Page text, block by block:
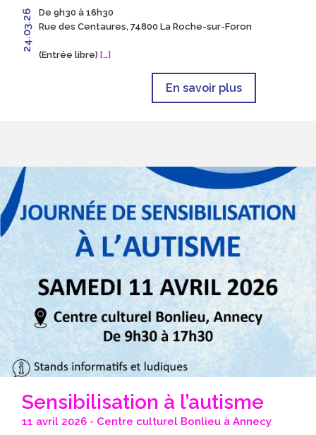
24.03.26 De 9h30 à 16h30
Rue des Centaures, 74800 La Roche-sur-Foron
(Entrée libre) […]
En savoir plus
Sensibilisation à l’autisme
11 avril 2026 - Centre culturel Bonlieu à Annecy